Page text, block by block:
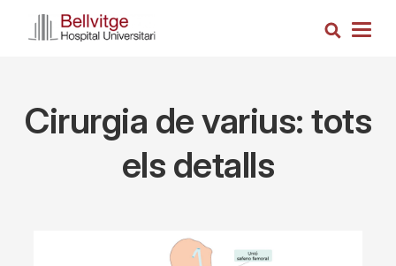
Search
Cirurgia de varius: tots
els detalls